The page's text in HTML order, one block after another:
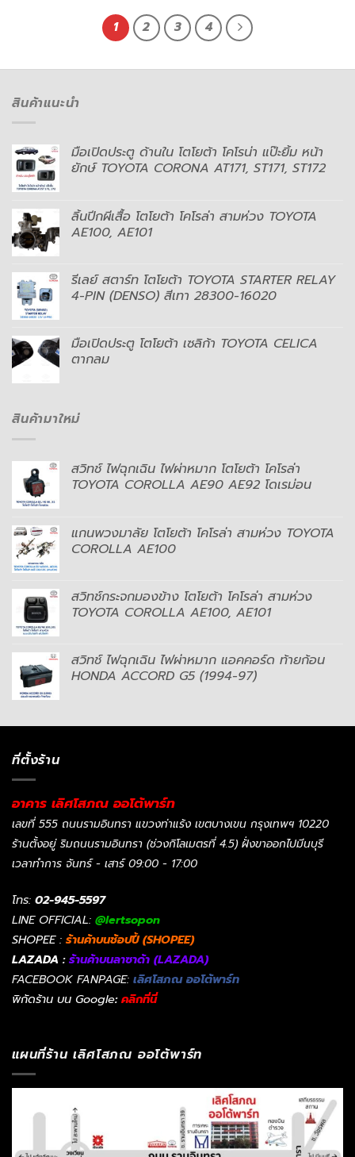
1 2 3 4
สินค้าแนะนำ
มือเปิดประตู ด้านใน โตโยต้า โคโรน่า แป๊ะยิ้ม หน้า
ยักษ์ TOYOTA CORONA AT171, ST171, ST172
ลิ้นปีกผีเสื้อ โตโยต้า โคโรล่า สามห่วง TOYOTA
AE100, AE101
รีเลย์ สตาร์ท โตโยต้า TOYOTA STARTER RELAY
4-PIN (DENSO) สีเทา 28300-16020
มือเปิดประตู โตโยต้า เซลิก้า TOYOTA CELICA
ตากลม
สินค้ามาใหม่
สวิทช์ ไฟฉุกเฉิน ไฟผ่าหมาก โตโยต้า โคโรล่า
TOYOTA COROLLA AE90 AE92 โดเรม่อน
แกนพวงมาลัย โตโยต้า โคโรล่า สามห่วง TOYOTA
COROLLA AE100
สวิทช์กระจกมองข้าง โตโยต้า โคโรล่า สามห่วง
TOYOTA COROLLA AE100, AE101
สวิทช์ ไฟฉุกเฉิน ไฟผ่าหมาก แอคคอร์ด ท้ายก้อน
HONDA ACCORD G5 (1994-97)
ที่ตั้งร้าน
อาคาร เลิศโสภณ ออโต้พาร์ท
เลขที่ 555 ถนนรามอินทรา แขวงท่าแร้ง เขตบางเขน กรุงเทพฯ 10220
ร้านตั้งอยู่ ริมถนนรามอินทรา (ช่วงกิโลเมตรที่ 4.5) ฝั่งขาออกไปมีนบุรี
เวลาทำการ จันทร์ - เสาร์ 09:00 - 17:00
โทร: 02-945-5597
LINE OFFICIAL: @lertsopon
SHOPEE : ร้านค้าบนช้อปปี้ (SHOPEE)
LAZADA :ร้านค้าบนลาซาด้า (LAZADA)
FACEBOOK FANPAGE: เลิศโสภณ ออโต้พาร์ท
พิกัดร้าน บน Google: คลิกที่นี่
แผนที่ร้าน เลิศโสภณ ออโต้พาร์ท